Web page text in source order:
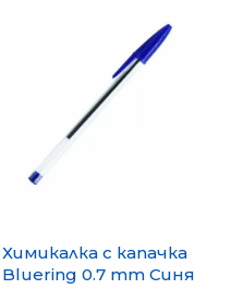
Химикалка с капачка
Bluering 0.7 mm Синя